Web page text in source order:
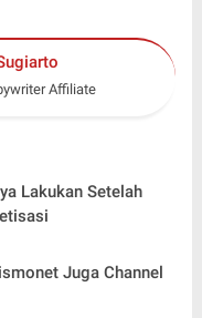
Affiliate
Lakukan Setelah
Juga Channel